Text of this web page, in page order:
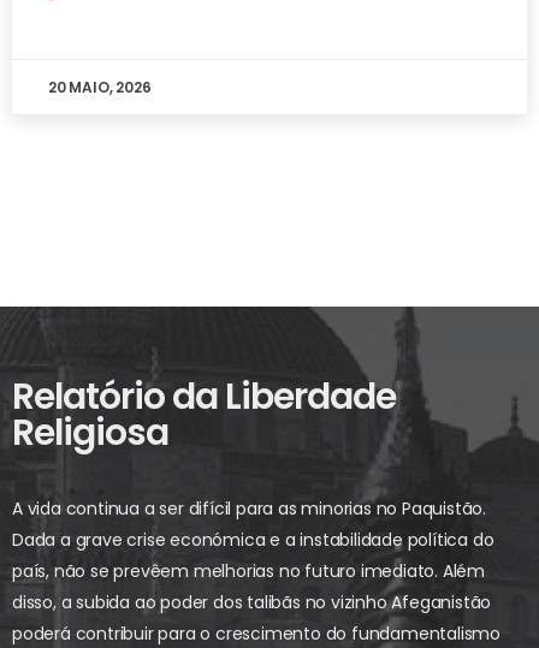
20 MAIO, 2026
Relatório da Liberdade
Religiosa
A vida continua a ser difícil para as minorias no Paquistão.
Dada a grave crise económica e a instabilidade política do
país, não se prevêem melhorias no futuro imediato. Além
disso, a subida ao poder dos talibãs no vizinho Afeganistão
poderá contribuir para o crescimento do fundamentalismo